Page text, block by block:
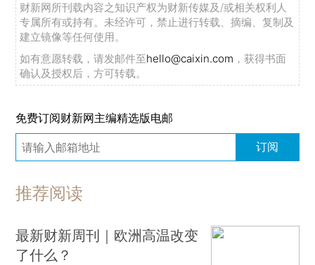
销离婚的官司就好了，司法实践会给予答案。愚以
为，若行政机关事后查明，当事人所提交的离婚材
料并非真实意思表示，可以撤销之。■
财新网所刊载内容之知识产权为财新传媒及/或相关权利人
专属所有或持有。未经许可，禁止进行转载、摘编、复制及
建立镜像等任何使用。
如有意愿转载，请发邮件至hello@caixin.com ，获得书面
确认及授权后，方可转载。
免费订阅财新网主编精选版电邮
订阅
推荐阅读
最新财新周刊｜欧洲高温改变
了什么？